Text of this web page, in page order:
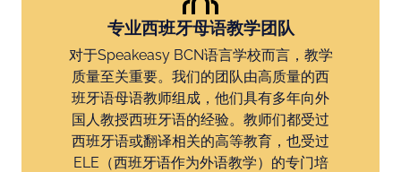
专业西班牙母语教学团队
对于Speakeasy BCN语言学校而言，教学
质量至关重要。我们的团队由高质量的西
班牙语母语教师组成，他们具有多年向外
国人教授西班牙语的经验。教师们都受过
西班牙语或翻译相关的高等教育，也受过
ELE（西班牙语作为外语教学）的专门培